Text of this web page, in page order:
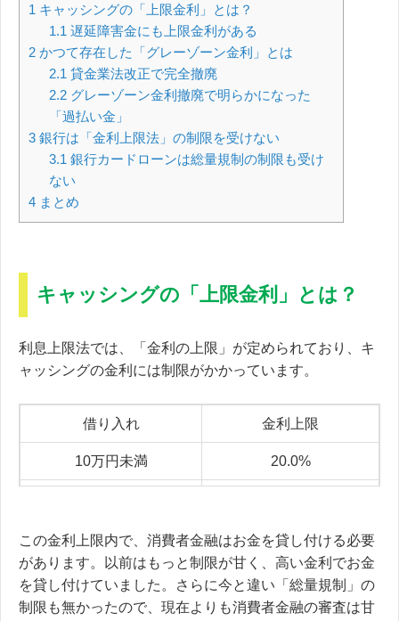
1 キャッシングの「上限金利」とは？
1.1 遅延障害金にも上限金利がある
2 かつて存在した「グレーゾーン金利」とは
2.1 貸金業法改正で完全撤廃
2.2グレーゾーン金利撤廃で明らかになった
「過払い金」
3 銀行は「金利上限法」の制限を受けない
3.1 銀行カードローンは総量規制の制限も受け
ない
4 まとめ
キャッシングの「上限金利」とは？
利息上限法では、「金利の上限」が定められており、キ
ャッシングの金利には制限がかかっています。
借り入れ 金利上限
10万円未満 20.0%
100万円以上 15.0％
この金利上限内で、消費者金融はお金を貸し付ける必要
があります。以前はもっと制限が甘く、高い金利でお金
を貸し付けていました。さらに今と違い「総量規制」の
制限も無かったので、現在よりも消費者金融の審査は甘